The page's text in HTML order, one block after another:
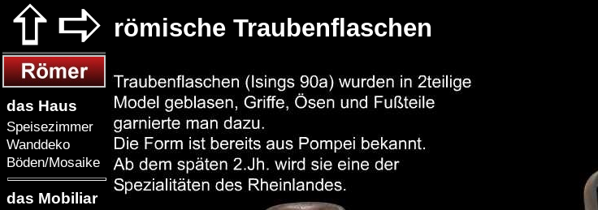
das Haus
Speisezimmer
Wanddeko
Böden/Mosaike
das Mobiliar
römische Traubenflaschen